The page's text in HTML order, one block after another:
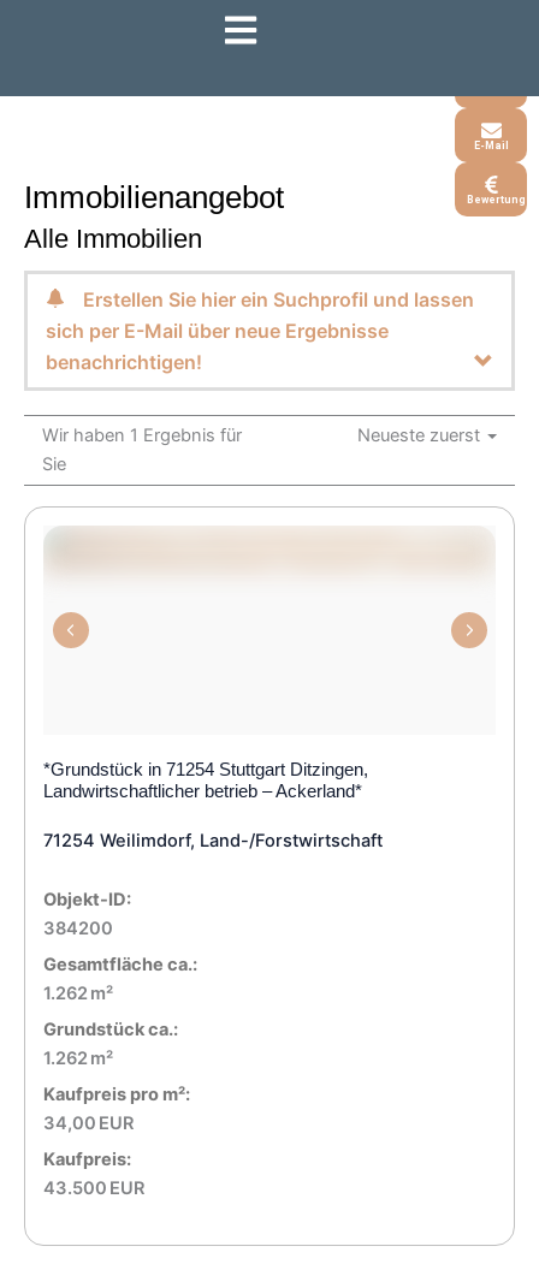
E-Mail
Bewertung
Immobilien­angebot
Alle Immobilien
Erstellen Sie hier ein Suchprofil und lassen
sich per E-Mail über neue Ergebnisse
benachrichtigen!
Wir haben 1 Ergebnis für
Sie
Neueste zuerst
*Grundstück in 71254 Stuttgart Ditzingen,
Landwirtschaftlicher betrieb – Ackerland*
71254 Weilimdorf, Land-/Forstwirtschaft
Objekt-ID:
384200
Gesamtfläche ca.:
1.262 m²
Grund­stück ca.:
1.262 m²
Kaufpreis pro m²:
34,00 EUR
Kaufpreis:
43.500 EUR